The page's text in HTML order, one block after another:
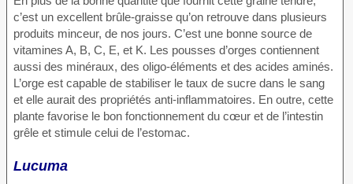
c’est un excellent brûle-graisse qu’on retrouve dans plusieurs
produits minceur, de nos jours. C’est une bonne source de
vitamines A, B, C, E, et K. Les pousses d’orges contiennent
aussi des minéraux, des oligo-éléments et des acides aminés.
L’orge est capable de stabiliser le taux de sucre dans le sang
et elle aurait des propriétés anti-inflammatoires. En outre, cette
plante favorise le bon fonctionnement du cœur et de l’intestin
grêle et stimule celui de l’estomac.
Lucuma